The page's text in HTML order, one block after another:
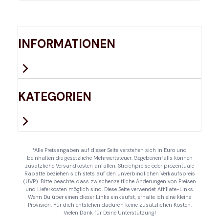
INFORMATIONEN
KATEGORIEN
*Alle Preisangaben auf dieser Seite verstehen sich in Euro und
beinhalten die gesetzliche Mehrwertsteuer. Gegebenenfalls können
zusätzliche Versandkosten anfallen. Streichpreise oder prozentuale
Rabatte beziehen sich stets auf den unverbindlichen Verkaufspreis
(UVP). Bitte beachte, dass zwischenzeitliche Änderungen von Preisen
und Lieferkosten möglich sind. Diese Seite verwendet Affiliate-Links.
Wenn Du über einen dieser Links einkaufst, erhalte ich eine kleine
Provision. Für dich entstehen dadurch keine zusätzlichen Kosten.
Vielen Dank für Deine Unterstützung!